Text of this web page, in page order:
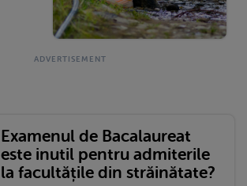
Examenul de Bacalaureat
este inutil pentru admiterile
la facultățile din străinătate?